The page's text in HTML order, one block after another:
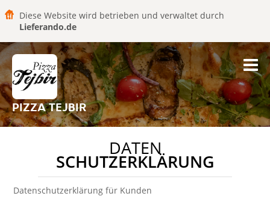
Diese Website wird betrieben und verwaltet durch
Lieferando.de
PIZZA TEJBIR
DATEN
SCHUTZERKLÄRUNG
Datenschutzerklärung für Kunden